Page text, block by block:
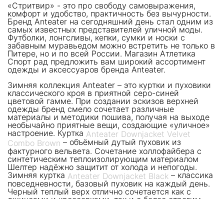
«Стритвир» - это про свободу самовыражения,
комфорт и удобство, практичность без вычурности.
Бренд Anteater на сегодняшний день стал одним из
самых известных представителей уличной моды.
Футболки, лонгсливы, кепки, сумки и носки с
забавным муравьедом можно встретить не только в
Питере, но и по всей России. Магазин Атлетика
Спорт рад предложить вам широкий ассортимент
одежды и аксессуаров бренда Anteater.
Зимняя коллекция Anteater – это куртки и пуховики
классического кроя в приятной серо-синей
цветовой гамме. При создании эскизов верхней
одежды бренд смело сочетает различные
материалы и методики пошива, получая на выходе
необычайно приятные вещи, создающие «уличное»
настроение. Куртка Anteater Downjacket Velvet
Combo Brown – объёмный дутый пуховик из
фактурного вельвета. Сочетание холлофайбера с
синтетическим теплоизолирующим материалом
Шелтер надёжно защитит от холода и непогоды.
Зимняя куртка Anteater Downjacket Black – классика
повседневности, базовый пуховик на каждый день.
Черный теплый верх отлично сочетается как с